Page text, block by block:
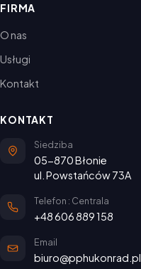
FIRMA
O nas
Usługi
Kontakt
KONTAKT
Siedziba
05-870 Błonie
ul. Powstańców 73A
Telefon : Centrala
+48 606 889 158
Email
biuro@pphukonrad.pl